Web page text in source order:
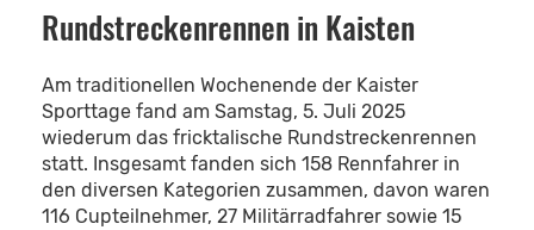
Rundstreckenrennen in Kaisten
Am traditionellen Wochenende der Kaister
Sporttage fand am Samstag, 5. Juli 2025
wiederum das fricktalische Rundstreckenrennen
statt. Insgesamt fanden sich 158 Rennfahrer in
den diversen Kategorien zusammen, davon waren
116 Cupteilnehmer, 27 Militärradfahrer sowie 15